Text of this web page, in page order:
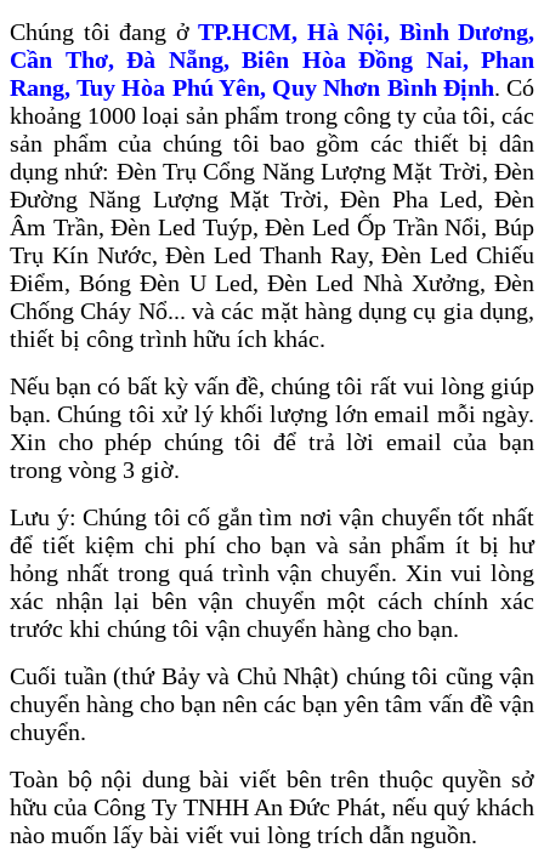
Chúng tôi đang ở TP.HCM, Hà Nội, Bình Dương,
Cần Thơ, Đà Nẵng, Biên Hòa Đồng Nai, Phan
Rang, Tuy Hòa Phú Yên, Quy Nhơn Bình Định. Có
khoảng 1000 loại sản phẩm trong công ty của tôi, các
sản phẩm của chúng tôi bao gồm các thiết bị dân
dụng nhứ: Đèn Trụ Cổng Năng Lượng Mặt Trời, Đèn
Đường Năng Lượng Mặt Trời, Đèn Pha Led, Đèn
Âm Trần, Đèn Led Tuýp, Đèn Led Ốp Trần Nổi, Búp
Trụ Kín Nước, Đèn Led Thanh Ray, Đèn Led Chiếu
Điểm, Bóng Đèn U Led, Đèn Led Nhà Xưởng, Đèn
Chống Cháy Nổ... và các mặt hàng dụng cụ gia dụng,
thiết bị công trình hữu ích khác.
Nếu bạn có bất kỳ vấn đề, chúng tôi rất vui lòng giúp
bạn. Chúng tôi xử lý khối lượng lớn email mỗi ngày.
Xin cho phép chúng tôi để trả lời email của bạn
trong vòng 3 giờ.
Lưu ý: Chúng tôi cố gắn tìm nơi vận chuyển tốt nhất
để tiết kiệm chi phí cho bạn và sản phẩm ít bị hư
hỏng nhất trong quá trình vận chuyển. Xin vui lòng
xác nhận lại bên vận chuyển một cách chính xác
trước khi chúng tôi vận chuyển hàng cho bạn.
Cuối tuần (thứ Bảy và Chủ Nhật) chúng tôi cũng vận
chuyển hàng cho bạn nên các bạn yên tâm vấn đề vận
chuyển.
Toàn bộ nội dung bài viết bên trên thuộc quyền sở
hữu của Công Ty TNHH An Đức Phát, nếu quý khách
nào muốn lấy bài viết vui lòng trích dẫn nguồn.